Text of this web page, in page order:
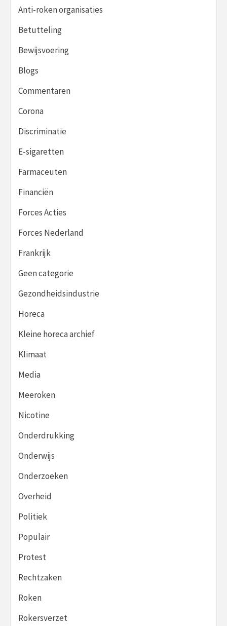
Anti-roken organisaties
Betutteling
Bewijsvoering
Blogs
Commentaren
Corona
Discriminatie
E-sigaretten
Farmaceuten
Financiën
Forces Acties
Forces Nederland
Frankrijk
Geen categorie
Gezondheidsindustrie
Horeca
Kleine horeca archief
Klimaat
Media
Meeroken
Nicotine
Onderdrukking
Onderwijs
Onderzoeken
Overheid
Politiek
Populair
Protest
Rechtzaken
Roken
Rokersverzet